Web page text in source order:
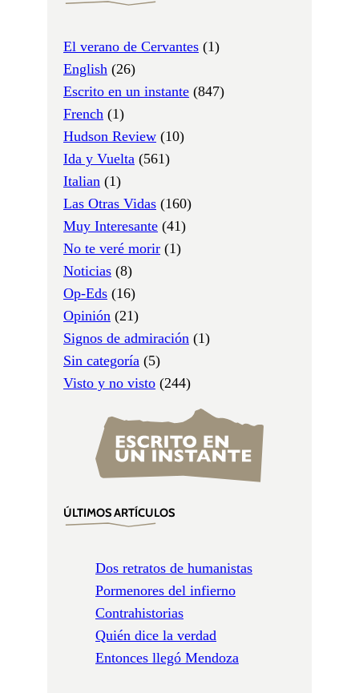
El verano de Cervantes (1)
English (26)
Escrito en un instante (847)
French (1)
Hudson Review (10)
Ida y Vuelta (561)
Italian (1)
Las Otras Vidas (160)
Muy Interesante (41)
No te veré morir (1)
Noticias (8)
Op-Eds (16)
Opinión (21)
Signos de admiración (1)
Sin categoría (5)
Visto y no visto (244)
ÚLTIMOS ARTÍCULOS
Dos retratos de humanistas
Pormenores del infierno
Contrahistorias
Quién dice la verdad
Entonces llegó Mendoza